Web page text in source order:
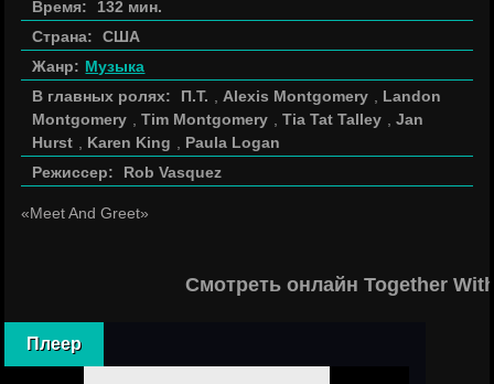
Время:
132 мин.
Страна:
США
Жанр: Музыка
В главных ролях:
П.Т. Alexis Montgomery
Landon
Montgomery
,Tim Montgomery ,Tia Tat Talley ,Jan
Hurst
Karen King
Paula Logan
Режиссер:
Rob Vasquez
«Meet And Greet»
Смотреть онлайн Together
Плеер